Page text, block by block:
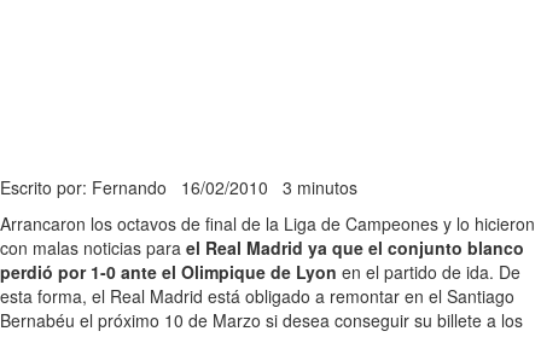
Escrito por: Fernando 16/02/2010 3 minutos
Arrancaron los octavos de final de la Liga de Campeones y lo hicieron
con malas noticias para el Real Madrid ya que el conjunto blanco
perdió por 1-0 ante el Olimpique de Lyon en el partido de ida. De
esta forma, el Real Madrid está obligado a remontar en el Santiago
Bernabéu el próximo 10 de Marzo si desea conseguir su billete a los